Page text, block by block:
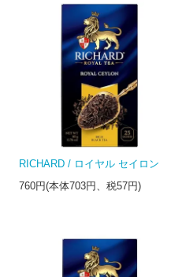
RICHARD / ロイヤル セイロン
760円(本体703円、税57円)